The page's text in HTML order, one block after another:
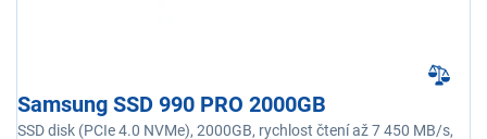
Samsung SSD 990 PRO 2000GB
SSD disk (PCIe 4.0 NVMe), 2000GB, rychlost čtení až 7 450 MB/s,